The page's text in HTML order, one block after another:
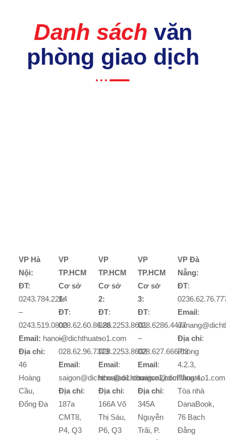
Danh sách văn
phòng giao dịch
VP Hà
Nội:
ĐT:
0243.784.2264
–
0243.519.0800
Email: hanoi@dichthuatso1.com
Địa chỉ:
46
Hoàng
Cầu,
Đống Đa
VP
TP.HCM
Cơ sở
1:
ĐT:
028.62.60.86.86
–
028.62.96.7373
Email:
saigon@dichthuatso1.com
Địa chỉ:
187a
CMT8,
P4, Q3
VP
TP.HCM
Cơ sở
2:
ĐT:
028.2253.8601
–
028.2253.8602
Email:
hcm@dichthuatso1.com
Địa chỉ:
166A Võ
Thị Sáu,
P6, Q3
VP
TP.HCM
Cơ sở
3:
ĐT:
028.6286.4477
–
028.627.666.03
Email:
saigon@dichthuatso1.com
Địa chỉ:
345A
Nguyễn
Trãi, P.
VP Đà
Nẵng:
ĐT:
Email:
Địa chỉ:
Phòng
4.2.3,
Tầng 4,
Tòa nhà
DanaBook,
76 Bạch
Đằng